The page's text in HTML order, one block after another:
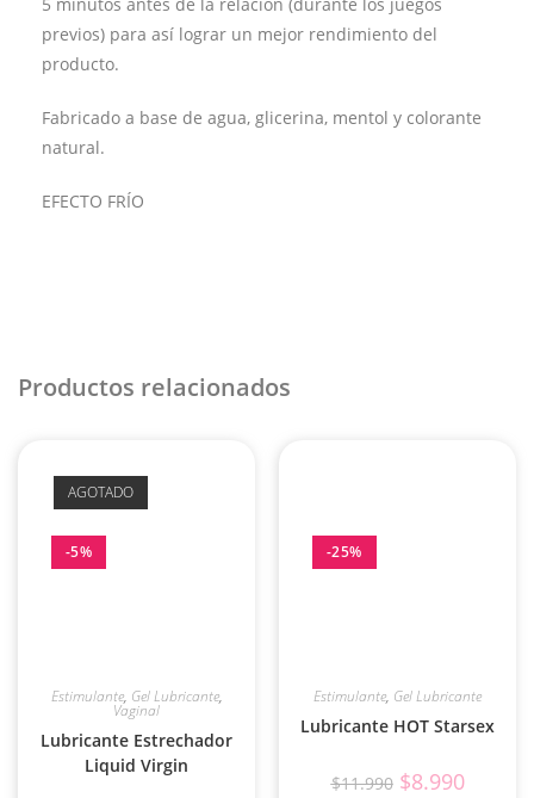
previos) para así lograr un mejor rendimiento del
producto.
Fabricado a base de agua, glicerina, mentol y colorante
natural.
EFECTO FRÍO
Productos relacionados
AGOTADO
-5%
Estimulante, Gel Lubricante,
Vaginal
Lubricante Estrechador
Liquid Virgin
-25%
Estimulante, Gel Lubricante
Lubricante HOT Starsex
$11.990 $8.990